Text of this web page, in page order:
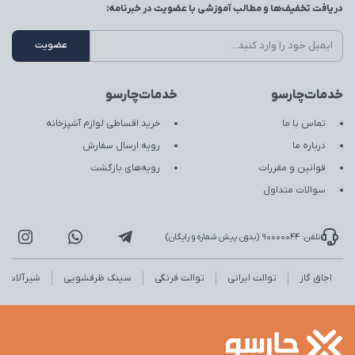
خدمات‌چارسو
تماس با ما
درباره ما
قوانین و مقررات
سوالات متداول
خدمات‌چارسو
خرید اقساطی لوازم آشپزخانه
رویه ارسال سفارش
رویه‌های بازگشت
دریافت تخفیف‌ها و مطالب آموزشی با عضویت در خبرنامه:
تلفن: 90000044 (بدون پیش شماره و رایگان)
اجاق گاز توالت ایرانی توالت فرنگی سینک ظرفشویی شیرآلات